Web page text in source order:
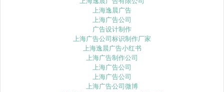
上海逸晨广告
上海广告公司
广告设计制作
上海广告公司标识制作厂家
上海逸晨广告小红书
上海广告制作公司
上海广告公司
上海广告公司
上海广告公司微博